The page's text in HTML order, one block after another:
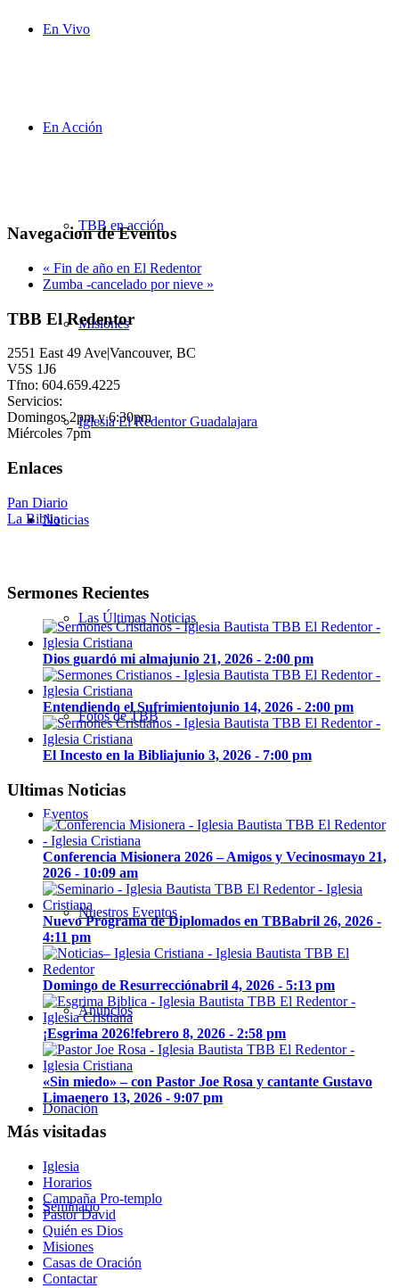
En Vivo
En Acción
TBB en acción
Misiones
Iglesia El Redentor Guadalajara
Noticias
Las Últimas Noticias
Fotos de TBB
Eventos
Nuestros Eventos
Anuncios
Donación
Seminario
Navegacion de Eventos
« Fin de año en El Redentor
Zumba -cancelado por nieve »
TBB El Redentor
2551 East 49 Ave|Vancouver, BC
V5S 1J6
Tfno: 604.659.4225
Servicios:
Domingos 2pm y 6:30pm
Miércoles 7pm
Enlaces
Pan Diario
La Biblia
Sermones Recientes
Dios guardó mi almajunio 21, 2026 - 2:00 pm
Entendiendo el Sufrimientojunio 14, 2026 - 2:00 pm
El Incesto en la Bibliajunio 3, 2026 - 7:00 pm
Ultimas Noticias
Conferencia Misionera 2026 – Amigos y Vecinosmayo 21,
2026 - 10:09 am
Nuevo Programa de Diplomados en TBBabril 26, 2026 -
4:11 pm
Domingo de Resurrecciónabril 4, 2026 - 5:13 pm
¡Esgrima 2026!febrero 8, 2026 - 2:58 pm
«Sin miedo» – con Pastor Joe Rosa y cantante Gustavo
Limaenero 13, 2026 - 9:07 pm
Más visitadas
Iglesia
Horarios
Campaña Pro-templo
Pastor David
Quién es Dios
Misiones
Casas de Oración
Contactar